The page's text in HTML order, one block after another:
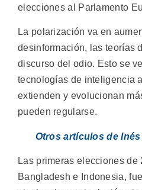
elecciones al Parlamento
La polarización va en
desinformación, las teorías
discurso del odio. Esto se
tecnologías de inteligencia
extienden y evolucionan
pueden regularse.
Otros artículos de
Las primeras elecciones
Bangladesh e Indonesia,